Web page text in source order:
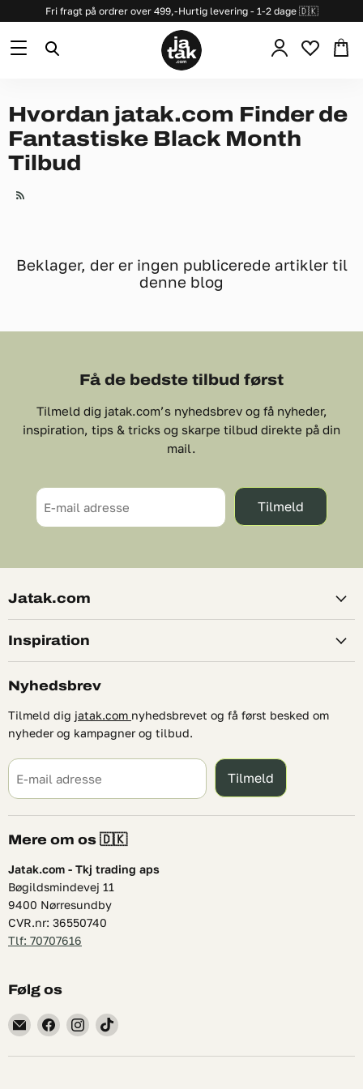
Fri fragt på ordrer over 499,-Hurtig levering - 1-2 dage 🇩🇰
Hvordan jatak.com Finder de
Fantastiske Black Month
Tilbud
Beklager, der er ingen publicerede artikler til
denne blog
Få de bedste tilbud først
Tilmeld dig jatak.com’s nyhedsbrev og få nyheder,
inspiration, tips & tricks og skarpe tilbud direkte på din
mail.
E-mail adresse Tilmeld
Jatak.com
Inspiration
Nyhedsbrev
Tilmeld dig jatak.com nyhedsbrevet og få først besked om
nyheder og kampagner og tilbud.
E-mail adresse Tilmeld
Mere om os 🇩🇰
Jatak.com - Tkj trading aps
Bøgildsmindevej 11
9400 Nørresundby
CVR.nr: 36550740
Tlf: 70707616
Følg os
Find
på
Find
på
Find
på
Find
på